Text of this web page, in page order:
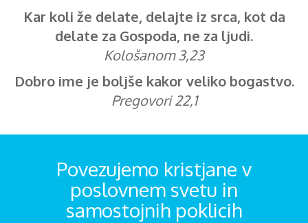
Kar koli že delate, delajte iz srca, kot da
delate za Gospoda, ne za ljudi.
Kološanom 3,23
Dobro ime je boljše kakor veliko bogastvo.
Pregovori 22,1
Povezujemo kristjane v
poslovnem svetu in
samostojnih poklicih